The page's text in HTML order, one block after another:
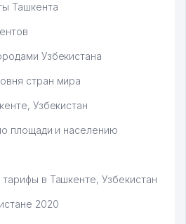
Ташкента
Узбекистана
стран мира
Узбекистан
площади и населению
в Ташкенте, Узбекистан
2020